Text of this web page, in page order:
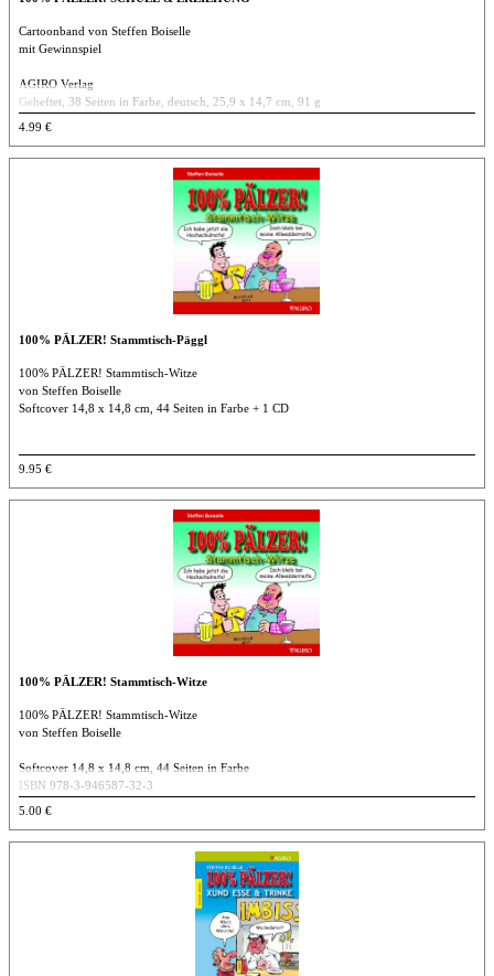
Cartoonband von Steffen Boiselle
mit Gewinnspiel
AGIRO Verlag
Geheftet, 38 Seiten in Farbe, deutsch, 25,9 x 14,7 cm, 91 g
4.99 €
100% PÄLZER! Stammtisch-Päggl
100% PÄLZER! Stammtisch-Witze
von Steffen Boiselle
Softcover 14,8 x 14,8 cm, 44 Seiten in Farbe + 1 CD
9.95 €
100% PÄLZER! Stammtisch-Witze
100% PÄLZER! Stammtisch-Witze
von Steffen Boiselle
Softcover 14,8 x 14,8 cm, 44 Seiten in Farbe
ISBN 978-3-946587-32-3
5.00 €